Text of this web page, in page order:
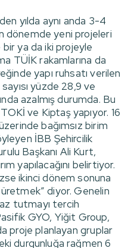
yılda aynı anda 3-4
dönemde yeni projeleri
ya da iki projeyle
TÜİK rakamlarına da
yapı ruhsatı verilen
yüzde 28,9 ve
azalmış durumda. Bu
ve Kiptaş yapıyor. 16
bağımsız birim
İBB Şehircilik
Başkanı Ali Kurt,
yapılacağını belirtiyor.
ikinci dönem sonuna
diyor. Genelin
az tutmayı tercih
GYO, Yiğit Group,
proje planlayan gruplar
durgunluğa rağmen 6